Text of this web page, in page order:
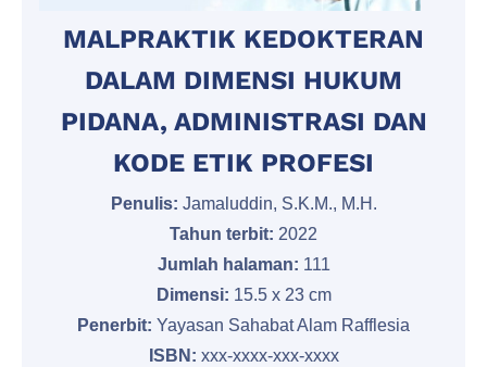
MALPRAKTIK KEDOKTERAN
DALAM DIMENSI HUKUM
PIDANA, ADMINISTRASI DAN
KODE ETIK PROFESI
Penulis: Jamaluddin, S.K.M., M.H.
Tahun terbit: 2022
Jumlah halaman: 111
Dimensi: 15.5 x 23 cm
Penerbit: Yayasan Sahabat Alam Rafflesia
ISBN: xxx-xxxx-xxx-xxxx